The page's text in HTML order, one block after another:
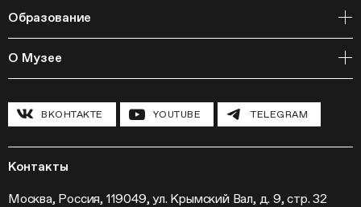
Библиотека
Издательская программа
Мастерские
Полевые исследования
Инклюзивные программы
Конференции
Программа «Новые медиа»
Кинопрограмма
Выставки
Образование
Курсы
Циклы лекций
О Музее
Павильон «Шестигранник»
Хроника Музея «Гараж»
Новости
Пресса
Контакты
ВКОНТАКТЕ YOUTUBE TELEGRAM
Контакты
Москва, Россия, 119049, ул. Крымский Вал, д. 9, стр. 32